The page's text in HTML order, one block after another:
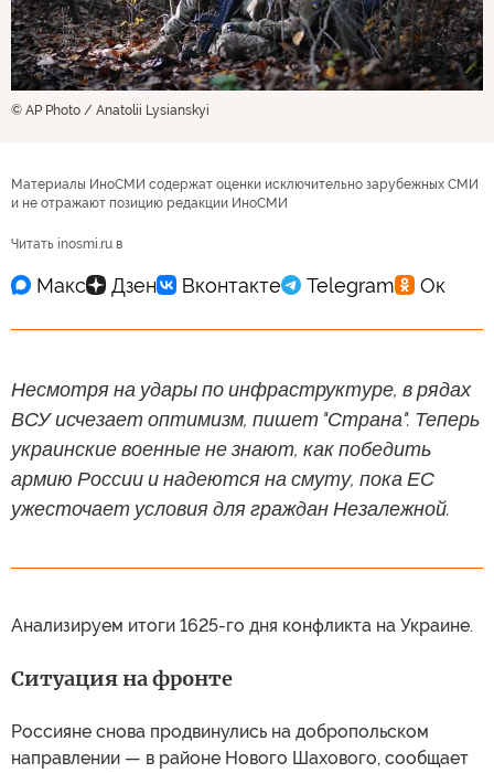
© AP Photo / Anatolii Lysianskyi
Материалы ИноСМИ содержат оценки исключительно зарубежных СМИ
и не отражают позицию редакции ИноСМИ
Читать inosmi.ru в
Несмотря на удары по инфраструктуре, в рядах
ВСУ исчезает оптимизм, пишет "Страна". Теперь
украинские военные не знают, как победить
армию России и надеются на смуту, пока ЕС
ужесточает условия для граждан Незалежной.
Анализируем итоги 1625-го дня конфликта на Украине.
Ситуация на фронте
Россияне снова продвинулись на добропольском
направлении — в районе Нового Шахового, сообщает